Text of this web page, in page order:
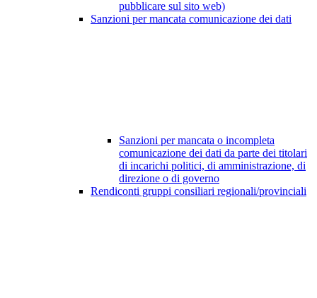
pubblicare sul sito web)
Sanzioni per mancata comunicazione dei dati
Sanzioni per mancata o incompleta
comunicazione dei dati da parte dei titolari
di incarichi politici, di amministrazione, di
direzione o di governo
Rendiconti gruppi consiliari regionali/provinciali